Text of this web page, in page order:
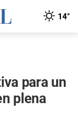
14°
para un
plena